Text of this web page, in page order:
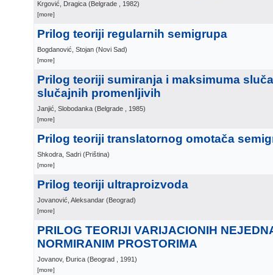
Krgović, Dragica (Belgrade , 1982)
[more]
Prilog teoriji regularnih semigrupa
Bogdanović, Stojan (Novi Sad)
[more]
Prilog teoriji sumiranja i maksimuma
slučajnih promenljivih
Janjić, Slobodanka (Belgrade , 1985)
[more]
Prilog teoriji translatornog omotača
Shkodra, Sadri (Priština)
[more]
Prilog teoriji ultraproizvoda
Jovanović, Aleksandar (Beograd)
[more]
PRILOG TEORIJI VARIJACIONIH
NORMIRANIM PROSTORIMA
Jovanov, Đurica (Beograd , 1991)
[more]